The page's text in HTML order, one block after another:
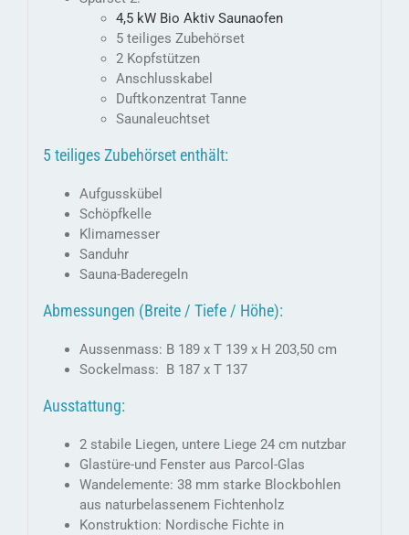
4,5 kW Bio Aktiv Saunaofen
5 teiliges Zubehörset
2 Kopfstützen
Anschlusskabel
Duftkonzentrat Tanne
Saunaleuchtset
5 teiliges Zubehörset enthält:
Aufgusskübel
Schöpfkelle
Klimamesser
Sanduhr
Sauna-Baderegeln
Abmessungen (Breite / Tiefe / Höhe):
Aussenmass: B 189 x T 139 x H 203,50 cm
Sockelmass: B 187 x T 137
Ausstattung:
2 stabile Liegen, untere Liege 24 cm nutzbar
Glastüre-und Fenster aus Parcol-Glas
Wandelemente: 38 mm starke Blockbohlen
aus naturbelassenem Fichtenholz
Konstruktion: Nordische Fichte in